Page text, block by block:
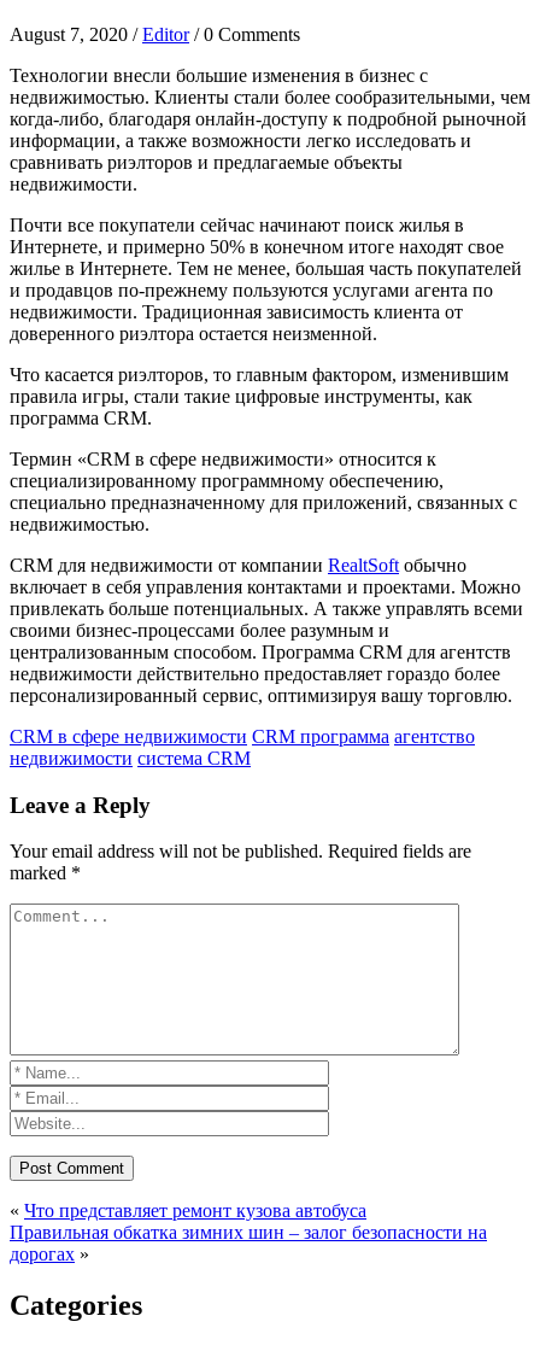
August 7, 2020 /Editor/ 0 Comments
Технологии внесли большие изменения в бизнес с
недвижимостью. Клиенты стали более сообразительными, чем
когда-либо, благодаря онлайн-доступу к подробной рыночной
информации, а также возможности легко исследовать и
сравнивать риэлторов и предлагаемые объекты
недвижимости.
Почти все покупатели сейчас начинают поиск жилья в
Интернете, и примерно 50% в конечном итоге находят свое
жилье в Интернете. Тем не менее, большая часть покупателей
и продавцов по-прежнему пользуются услугами агента по
недвижимости. Традиционная зависимость клиента от
доверенного риэлтора остается неизменной.
Что касается риэлторов, то главным фактором, изменившим
правила игры, стали такие цифровые инструменты, как
программа CRM.
Термин «CRM в сфере недвижимости» относится к
специализированному программному обеспечению,
специально предназначенному для приложений, связанных с
недвижимостью.
CRM для недвижимости от компании RealtSoft обычно
включает в себя управления контактами и проектами. Можно
привлекать больше потенциальных. А также управлять всеми
своими бизнес-процессами более разумным и
централизованным способом. Программа CRM для агентств
недвижимости действительно предоставляет гораздо более
персонализированный сервис, оптимизируя вашу торговлю.
CRM в сфере недвижимости CRM программа агентство
недвижимости система CRM
Leave a Reply
Your email address will not be published. Required fields are
marked *
« Что представляет ремонт кузова автобуса
Правильная обкатка зимних шин – залог безопасности на
дорогах »
Categories